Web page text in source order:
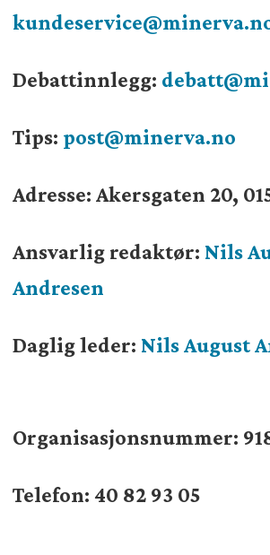
Debattinnlegg:
Tips: post@minerva.no
Adresse: Akersgaten 20,
Ansvarlig redaktør: Nils
Andresen
Daglig leder: Nils August
Organisasjonsnummer:
Telefon: 40 82 93 05